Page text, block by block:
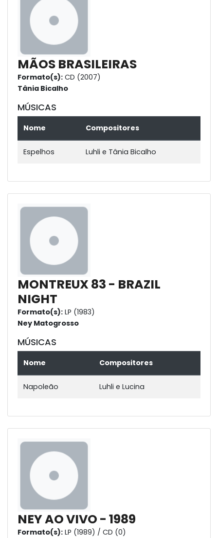
MÃOS BRASILEIRAS
Formato(s): CD (2007)
Tânia Bicalho
MÚSICAS
Nome Compositores
Espelhos Luhli e Tânia Bicalho
MONTREUX 83 - BRAZIL
NIGHT
Formato(s): LP (1983)
Ney Matogrosso
MÚSICAS
Nome Compositores
Napoleão Luhli e Lucina
NEY AO VIVO - 1989
Formato(s): LP (1989) / CD (0)